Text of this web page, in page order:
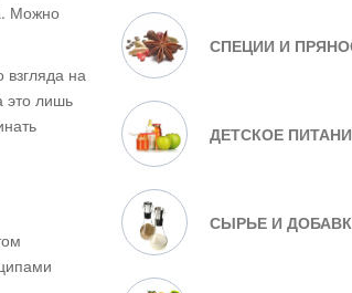
Можно
на
это лишь
СПЕЦИИ И
ДЕТСКОЕ
СЫРЬЕ И